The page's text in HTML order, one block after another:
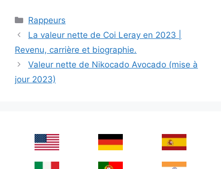
Categories
Rappeurs
La valeur nette de Coi Leray en 2023 |
Revenu, carrière et biographie.
Valeur nette de Nikocado Avocado (mise à
jour 2023)